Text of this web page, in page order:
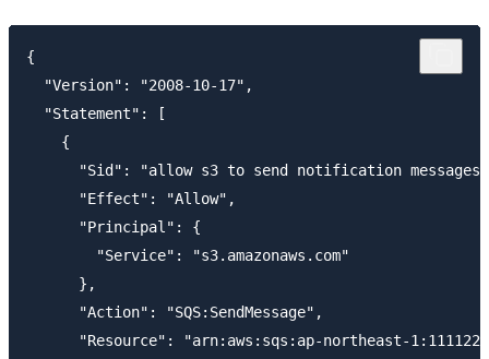
{
  "Version": "2008-10-17",
  "Statement": [
    {
"Sid": "allow s3 to send notification messages
      "Effect": "Allow",
      "Principal": {
        "Service": "s3.amazonaws.com"
      },
      "Action": "SQS:SendMessage",
"Resource": "arn:aws:sqs:ap-northeast-